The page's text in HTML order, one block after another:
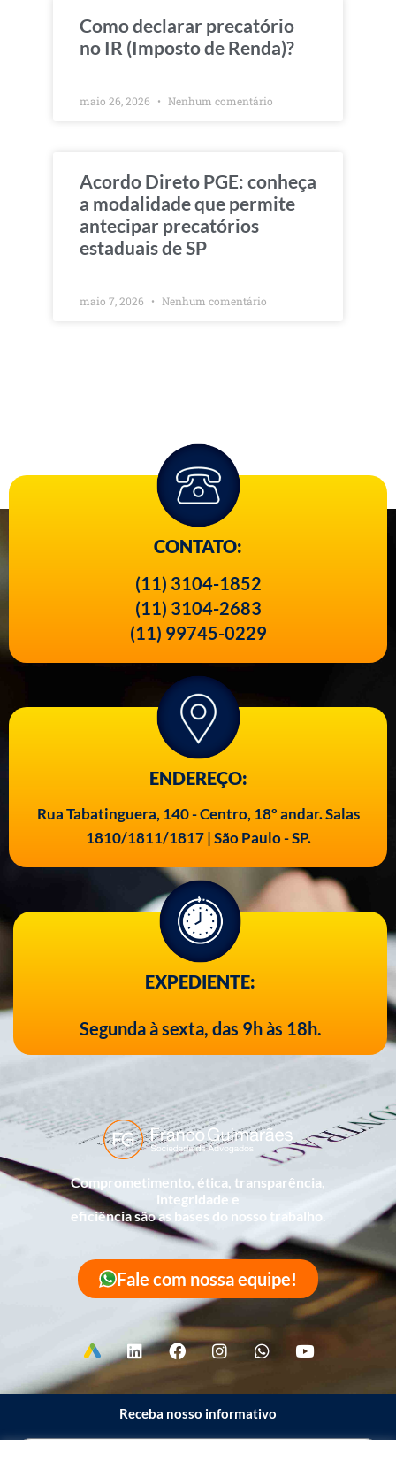
Como declarar precatório
no IR (Imposto de Renda)?
maio 26, 2026 Nenhum comentário
Acordo Direto PGE: conheça
a modalidade que permite
antecipar precatórios
estaduais de SP
maio 7, 2026 Nenhum comentário
CONTATO:
(11) 3104-1852
(11) 3104-2683
(11) 99745-0229
ENDEREÇO:
Rua Tabatinguera, 140 - Centro, 18º andar. Salas
1810/1811/1817 | São Paulo - SP.
EXPEDIENTE:
Segunda à sexta, das 9h às 18h.
Comprometimento, ética, transparência,
integridade e
eficiência são as bases do nosso trabalho.
Fale com nossa equipe!
Receba nosso informativo